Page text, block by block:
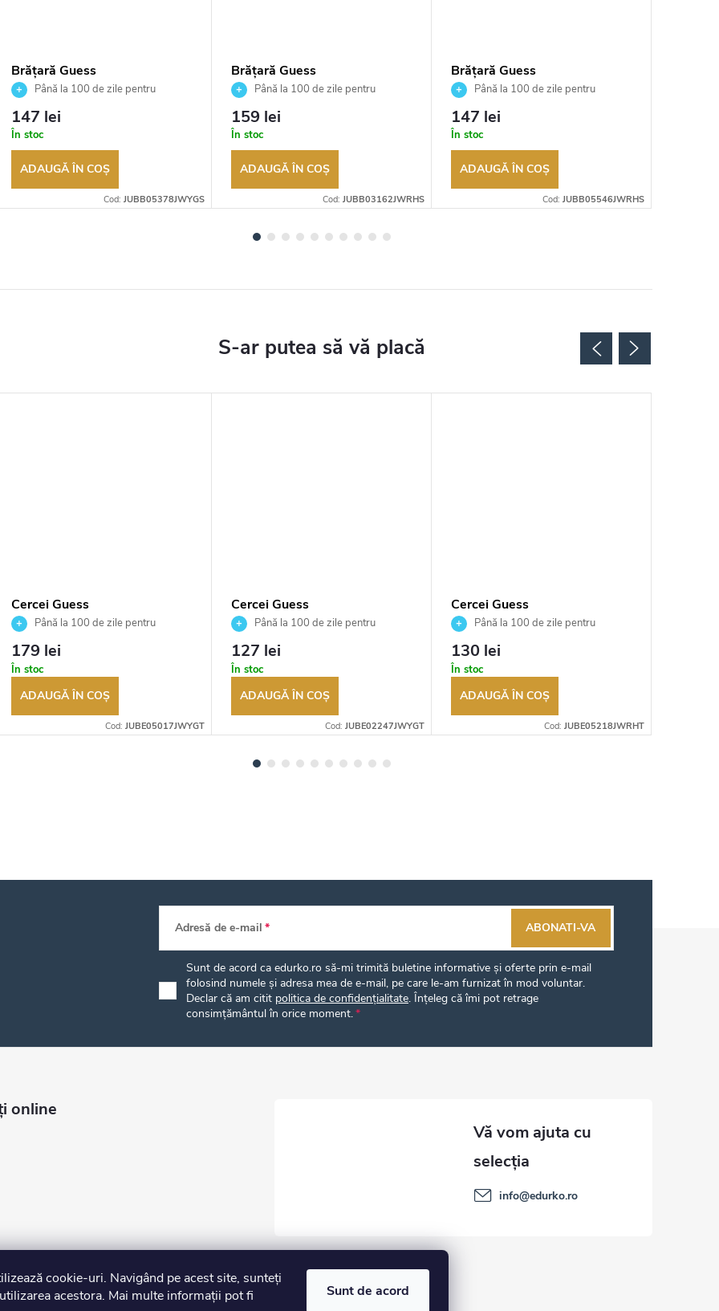
cookie-uri. Navigând pe acest site, sunteți
acestora. Mai multe informații pot fi
Sunt de acord
Brățară Guess
JUBB05378JWYGS
Până la 100 de zile pentru
returnarea bunurilor. Vânzător
autorizat
147 lei
În stoc
ADAUGĂ ÎN COŞ
Cod: JUBB05378JWYGS
Brățară Guess
JUBB03162JWRHS
Până la 100 de zile pentru
returnarea bunurilor. Vânzător
autorizat
159 lei
În stoc
ADAUGĂ ÎN COŞ
Cod: JUBB03162JWRHS
Brățară Guess
JUBB05546JWRHS
Până la 100 de zile pentru
returnarea bunurilor. Vânzător
autorizat
147 lei
În stoc
ADAUGĂ ÎN COŞ
Cod: JUBB05546JWRHS
Cercei Guess
JUBE05017JWYGT
Până la 100 de zile pentru
returnarea bunurilor. Vânzător
autorizat
179 lei
În stoc
ADAUGĂ ÎN COŞ
Cod: JUBE05017JWYGT
Cercei Guess
JUBE02247JWYGT
Până la 100 de zile pentru
returnarea bunurilor. Vânzător
autorizat
127 lei
În stoc
ADAUGĂ ÎN COŞ
Cod: JUBE02247JWYGT
Cercei Guess
JUBE05218JWRHT
Până la 100 de zile pentru
returnarea bunurilor. Vânzător
autorizat
130 lei
În stoc
ADAUGĂ ÎN COŞ
Cod: JUBE05218JWRHT
Adresă de e-mail
Sunt de acord ca edurko.ro să-mi trimită buletine informative și oferte prin e-mail
folosind numele și adresa mea de e-mail, pe care le-am furnizat în mod voluntar.
Declar că am citit politica de confidențialitate. Înțeleg că îmi pot retrage
consimțământul în orice moment.
ABONATI-VA
online
info@edurko.ro